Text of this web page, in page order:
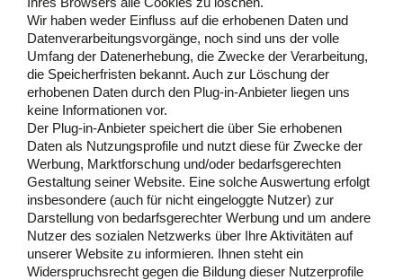
Wir haben weder Einfluss auf die erhobenen Daten und
Datenverarbeitungsvorgänge, noch sind uns der volle
Umfang der Datenerhebung, die Zwecke der Verarbeitung,
die Speicherfristen bekannt. Auch zur Löschung der
erhobenen Daten durch den Plug-in-Anbieter liegen uns
keine Informationen vor.
Der Plug-in-Anbieter speichert die über Sie erhobenen
Daten als Nutzungsprofile und nutzt diese für Zwecke der
Werbung, Marktforschung und/oder bedarfsgerechten
Gestaltung seiner Website. Eine solche Auswertung erfolgt
insbesondere (auch für nicht eingeloggte Nutzer) zur
Darstellung von bedarfsgerechter Werbung und um andere
Nutzer des sozialen Netzwerks über Ihre Aktivitäten auf
unserer Website zu informieren. Ihnen steht ein
Widerspruchsrecht gegen die Bildung dieser Nutzerprofile